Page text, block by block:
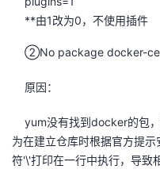
**由1改为0，不使用插件
②No package docker-ce
原因：
yum没有找到docker的包
为在建立仓库时根据官方提
符'\'打印在一行中执行，导致